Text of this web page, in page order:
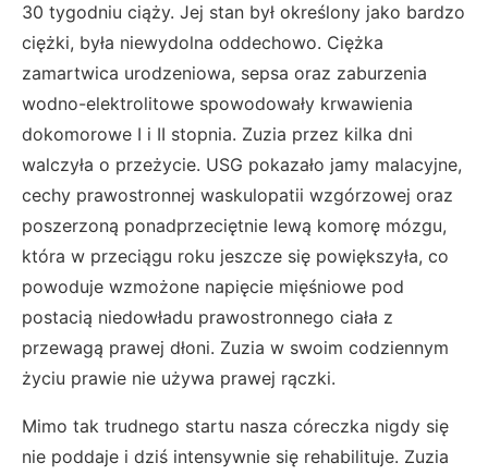
30 tygodniu ciąży. Jej stan był określony jako bardzo
ciężki, była niewydolna oddechowo. Ciężka
zamartwica urodzeniowa, sepsa oraz zaburzenia
wodno-elektrolitowe spowodowały krwawienia
dokomorowe I i II stopnia. Zuzia przez kilka dni
walczyła o przeżycie. USG pokazało jamy malacyjne,
cechy prawostronnej waskulopatii wzgórzowej oraz
poszerzoną ponadprzeciętnie lewą komorę mózgu,
która w przeciągu roku jeszcze się powiększyła, co
powoduje wzmożone napięcie mięśniowe pod
postacią niedowładu prawostronnego ciała z
przewagą prawej dłoni. Zuzia w swoim codziennym
życiu prawie nie używa prawej rączki.
Mimo tak trudnego startu nasza córeczka nigdy się
nie poddaje i dziś intensywnie się rehabilituje. Zuzia